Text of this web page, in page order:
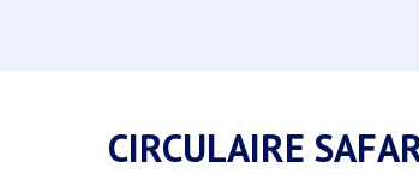
CIRCULAIRE